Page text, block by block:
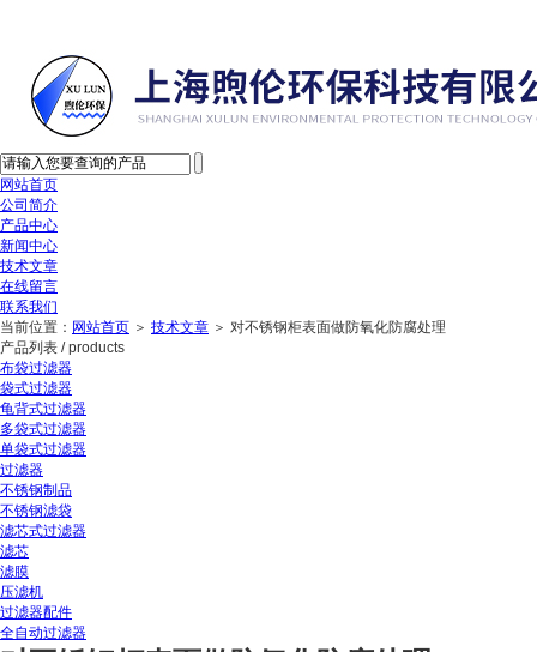
网站首页
公司简介
产品中心
新闻中心
技术文章
在线留言
联系我们
当前位置： 网站首页 ＞ 技术文章 ＞ 对不锈钢柜表面做防氧化防腐处理
产品列表 / products
布袋过滤器
袋式过滤器
龟背式过滤器
多袋式过滤器
单袋式过滤器
过滤器
不锈钢制品
不锈钢滤袋
滤芯式过滤器
滤芯
滤膜
压滤机
过滤器配件
全自动过滤器